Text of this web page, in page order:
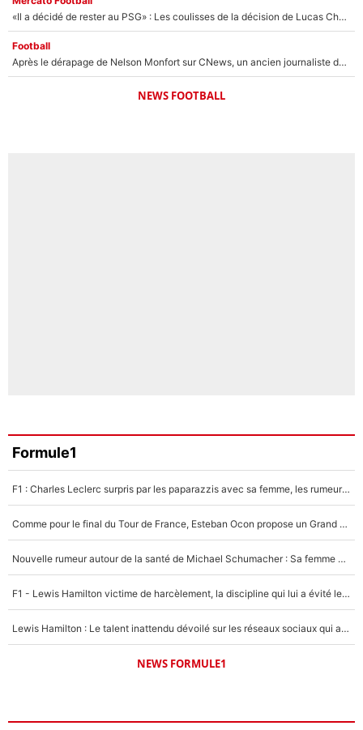
«Il a décidé de rester au PSG» : Les coulisses de la décision de Lucas Chevalier pour son transfert
Football
Après le dérapage de Nelson Monfort sur CNews, un ancien journaliste de France Télévisions relance la polémique sur les incendies en Gironde
NEWS FOOTBALL
Formule1
F1 : Charles Leclerc surpris par les paparazzis avec sa femme, les rumeurs étaient vraies !
Comme pour le final du Tour de France, Esteban Ocon propose un Grand Prix de Formule 1 à Paris : «Autour de l’Arc de Triomphe, ce serait génial» !
Nouvelle rumeur autour de la santé de Michael Schumacher : Sa femme Corinna sort du silence
F1 - Lewis Hamilton victime de harcèlement, la discipline qui lui a évité le pire : «J'aurais probablement mal tourné»
Lewis Hamilton : Le talent inattendu dévoilé sur les réseaux sociaux qui a impressionné Kim Kardashian pendant leurs vacances en amoureux !
NEWS FORMULE1